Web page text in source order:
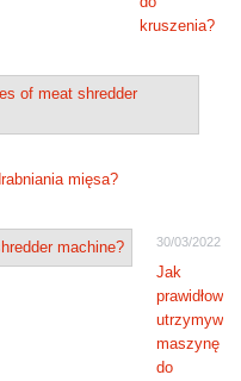
kruszenia?
mięsa?
30/03/2022
Jak
prawidłowo
utrzymywać
maszynę
do